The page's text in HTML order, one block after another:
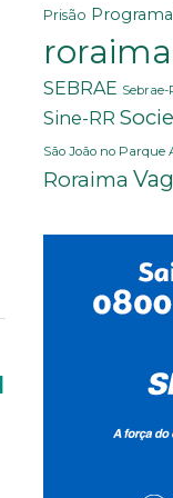
Prisão Programa
roraima
SEBRAE Sebrae-
Sine-RR
São João no Parque
Roraima